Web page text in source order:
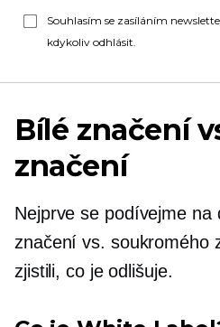
Souhlasím se zasíláním
kdykoliv odhlásit.
Bílé značení
značení
Nejprve se podívejme na
značení vs. soukromého
zjistili, co je odlišuje.